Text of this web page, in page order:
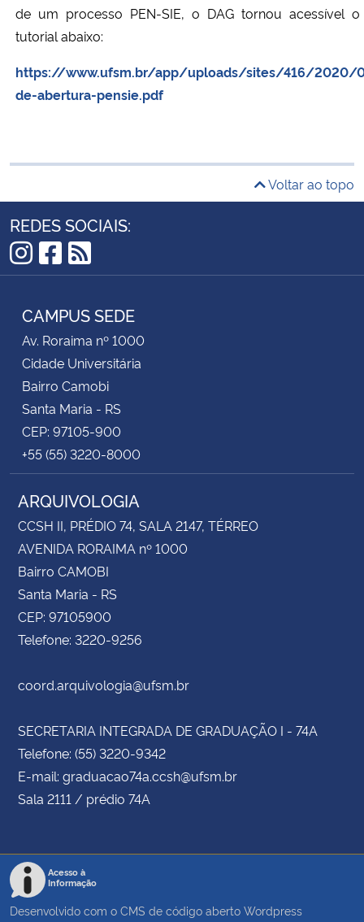
de um processo PEN-SIE, o DAG tornou acessível o
tutorial abaixo:
https://www.ufsm.br/app/uploads/sites/416/2020/
de-abertura-pensie.pdf
Voltar ao topo
REDES SOCIAIS:
Instagram
Facebook
RSS
CAMPUS SEDE
Av. Roraima nº 1000
Cidade Universitária
Bairro Camobi
Santa Maria - RS
CEP: 97105-900
+55 (55) 3220-8000
ARQUIVOLOGIA
CCSH II, PRÉDIO 74, SALA 2147, TÉRREO
AVENIDA RORAIMA nº 1000
Bairro CAMOBI
Santa Maria - RS
CEP: 97105900
Telefone: 3220-9256
coord.arquivologia@ufsm.br
SECRETARIA INTEGRADA DE GRADUAÇÃO I - 74A
Telefone: (55) 3220-9342
E-mail: graduacao74a.ccsh@ufsm.br
Sala 2111 / prédio 74A
Acesso à
Informação
Desenvolvido com o CMS de código aberto Wordpress